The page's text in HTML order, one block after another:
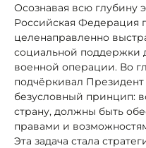
Осознавая всю глубину
Российская Федерация
целенаправленно
социальной поддержки
военной операции. Во
подчёркивал
безусловный принцип:
страну, должны быть
правами и
Эта задача стала